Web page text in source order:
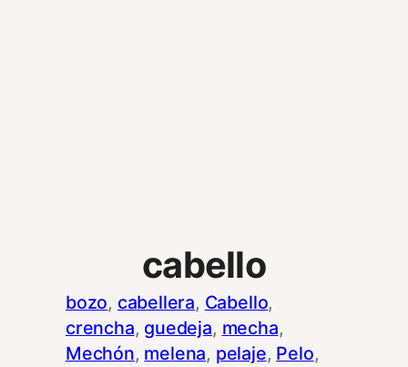
cabello
bozo, cabellera, Cabello
crencha, guedeja, mecha
Mechón, melena, pelaje, Pelo